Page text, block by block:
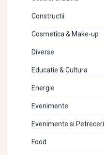
Constructii
Cosmetica & Make-up
Diverse
Educatie & Cultura
Energie
Evenimente
Evenimente si Petreceri
Food